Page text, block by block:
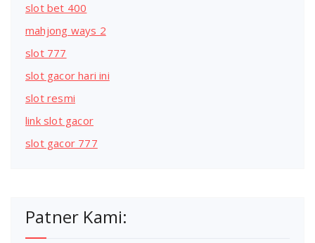
slot bet 400
mahjong ways 2
slot 777
slot gacor hari ini
slot resmi
link slot gacor
slot gacor 777
Patner Kami: